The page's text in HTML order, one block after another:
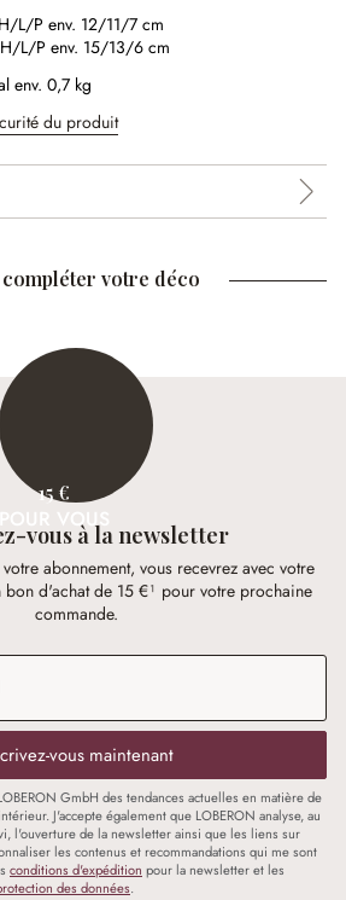
H/L/P env. 12/11/7 cm
H/L/P env. 15/13/6 cm
env. 0,7 kg
du produit
votre déco
15 €
POUR VOUS
vous à la newsletter
abonnement, vous recevrez avec votre
bon d'achat de 15 €¹ pour votre prochaine
commande.
vous maintenant
GmbH des tendances actuelles en matière de
J'accepte également que LOBERON analyse, au
l'ouverture de la newsletter ainsi que les liens sur
les contenus et recommandations qui me sont
conditions d'expédition pour la newsletter et les
des données.